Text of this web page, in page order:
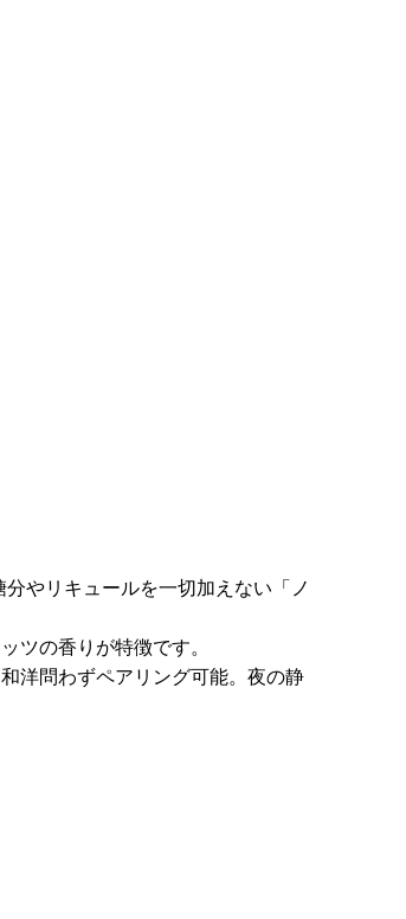
やリキュールを一切加えない「ノ
ツの香りが特徴です。
洋問わずペアリング可能。夜の静